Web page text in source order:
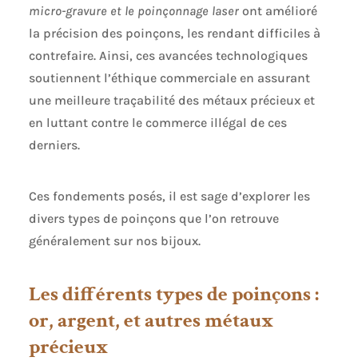
concernant cet ensemble de bracelets dorés pour
femme, n'hésitez pas à nous contacter via
Amazon. Nous répondrons dans les 24 heures.
micro-gravure et le poinçonnage laseront amélioré
la précision des poinçons, les rendant difficiles à
contrefaire. Ainsi, ces avancées technologiques
soutiennent l’éthique commerciale en assurant
une meilleure traçabilité des métaux précieux et
en luttant contre le commerce illégal de ces
derniers.
Ces fondements posés, il est sage d’explorer les
divers types de poinçons que l’on retrouve
généralement sur nos bijoux.
Les différents types de poinçons :
or, argent, et autres métaux
précieux